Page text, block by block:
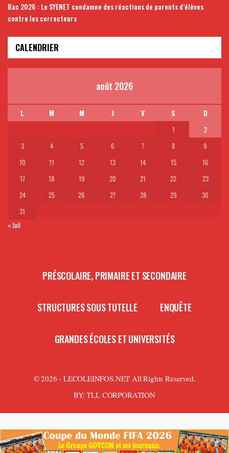
Bac 2026 : Le SYENET condamne des réactions de parents d’élèves
contre les correcteurs
CALENDRIER
août 2026
L M M J V S
D
1
2
3
4 5 6 7 8
9
10
11 12 13 14 15
16
17
18 19 20 21 22
23
24
25 26 27 28 29
30
31
« Juil
PRÉSCOLAIRE, PRIMAIRE ET SECONDAIRE
STRUCTURES SOUS TUTELLE ENQUÊTE
GRANDES ÉCOLES ET UNIVERSITÉS
© 2026 - LECOLEINFOS.NET All Rights Reserved.
BY:TLL CORPORATION